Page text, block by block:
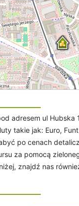
adresem ul Hubska
takie jak: Euro,
po cenach
za pomocą
znajdź nas